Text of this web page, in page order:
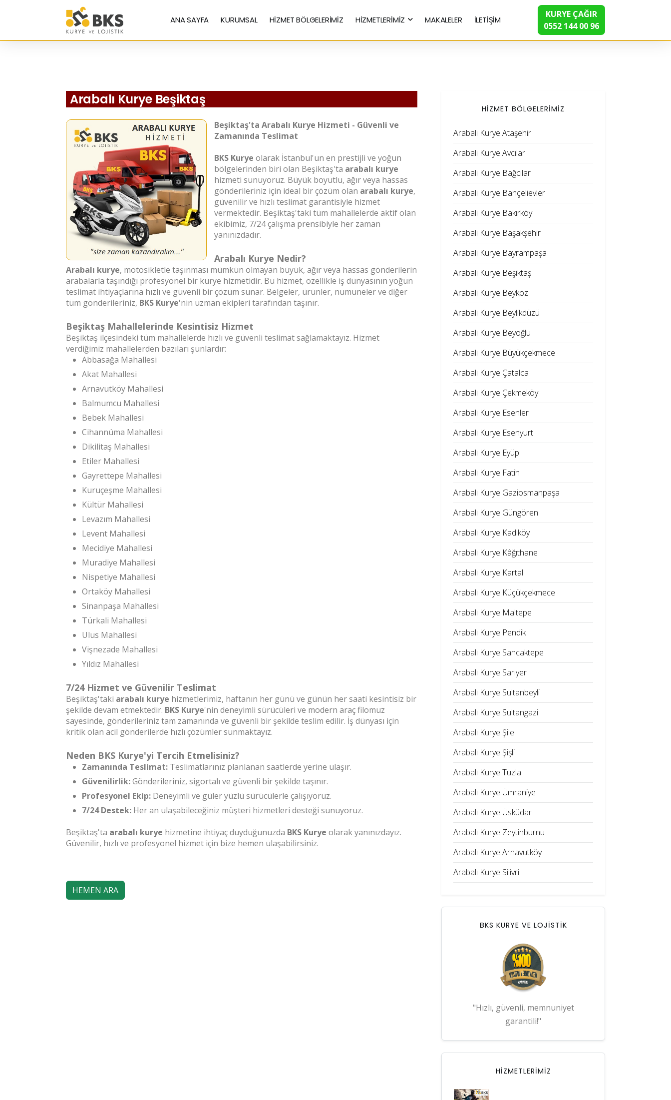
ANA SAYFA KURUMSAL HİZMET BÖLGELERİMİZ HİZMETLERİMİZ MAKALELER İLETİŞİM
KURYE ÇAĞIR
0552 144 00 96
Arabalı Kurye Beşiktaş
Beşiktaş'ta Arabalı Kurye Hizmeti - Güvenli ve
Zamanında Teslimat
BKS Kurye olarak İstanbul'un en prestijli ve yoğun
bölgelerinden biri olan Beşiktaş'ta arabalı kurye
hizmeti sunuyoruz. Büyük boyutlu, ağır veya hassas
gönderileriniz için ideal bir çözüm olan arabalı kurye,
güvenilir ve hızlı teslimat garantisiyle hizmet
vermektedir. Beşiktaş'taki tüm mahallelerde aktif olan
ekibimiz, 7/24 çalışma prensibiyle her zaman
yanınızdadır.
Arabalı Kurye Nedir?
Arabalı kurye, motosikletle taşınması mümkün olmayan büyük, ağır veya hassas gönderilerin
arabalarla taşındığı profesyonel bir kurye hizmetidir. Bu hizmet, özellikle iş dünyasının yoğun
teslimat ihtiyaçlarına hızlı ve güvenli bir çözüm sunar. Belgeler, ürünler, numuneler ve diğer
tüm gönderileriniz, BKS Kurye'nin uzman ekipleri tarafından taşınır.
Beşiktaş Mahallelerinde Kesintisiz Hizmet
Beşiktaş ilçesindeki tüm mahallelerde hızlı ve güvenli teslimat sağlamaktayız. Hizmet
verdiğimiz mahallelerden bazıları şunlardır:
Abbasağa Mahallesi
Akat Mahallesi
Arnavutköy Mahallesi
Balmumcu Mahallesi
Bebek Mahallesi
Cihannüma Mahallesi
Dikilitaş Mahallesi
Etiler Mahallesi
Gayrettepe Mahallesi
Kuruçeşme Mahallesi
Kültür Mahallesi
Levazım Mahallesi
Levent Mahallesi
Mecidiye Mahallesi
Muradiye Mahallesi
Nispetiye Mahallesi
Ortaköy Mahallesi
Sinanpaşa Mahallesi
Türkali Mahallesi
Ulus Mahallesi
Vişnezade Mahallesi
Yıldız Mahallesi
7/24 Hizmet ve Güvenilir Teslimat
Beşiktaş'taki arabalı kurye hizmetlerimiz, haftanın her günü ve günün her saati kesintisiz bir
şekilde devam etmektedir. BKS Kurye'nin deneyimli sürücüleri ve modern araç filomuz
sayesinde, gönderileriniz tam zamanında ve güvenli bir şekilde teslim edilir. İş dünyası için
kritik olan acil gönderilerde hızlı çözümler sunmaktayız.
Neden BKS Kurye'yi Tercih Etmelisiniz?
Zamanında Teslimat: Teslimatlarınız planlanan saatlerde yerine ulaşır.
Güvenilirlik:Gönderileriniz, sigortalı ve güvenli bir şekilde taşınır.
Profesyonel Ekip: Deneyimli ve güler yüzlü sürücülerle çalışıyoruz.
7/24 Destek: Her an ulaşabileceğiniz müşteri hizmetleri desteği sunuyoruz.
Beşiktaş'ta arabalı kurye hizmetine ihtiyaç duyduğunuzda BKS Kurye olarak yanınızdayız.
Güvenilir, hızlı ve profesyonel hizmet için bize hemen ulaşabilirsiniz.
HEMEN ARA
HİZMET BÖLGELERİMİZ
Arabalı Kurye Ataşehir
Arabalı Kurye Avcılar
Arabalı Kurye Bağcılar
Arabalı Kurye Bahçelievler
Arabalı Kurye Bakırköy
Arabalı Kurye Başakşehir
Arabalı Kurye Bayrampaşa
Arabalı Kurye Beşiktaş
Arabalı Kurye Beykoz
Arabalı Kurye Beylikdüzü
Arabalı Kurye Beyoğlu
Arabalı Kurye Büyükçekmece
Arabalı Kurye Çatalca
Arabalı Kurye Çekmeköy
Arabalı Kurye Esenler
Arabalı Kurye Esenyurt
Arabalı Kurye Eyüp
Arabalı Kurye Fatih
Arabalı Kurye Gaziosmanpaşa
Arabalı Kurye Güngören
Arabalı Kurye Kadıköy
Arabalı Kurye Kâğıthane
Arabalı Kurye Kartal
Arabalı Kurye Küçükçekmece
Arabalı Kurye Maltepe
Arabalı Kurye Pendik
Arabalı Kurye Sancaktepe
Arabalı Kurye Sarıyer
Arabalı Kurye Sultanbeyli
Arabalı Kurye Sultangazi
Arabalı Kurye Şile
Arabalı Kurye Şişli
Arabalı Kurye Tuzla
Arabalı Kurye Ümraniye
Arabalı Kurye Üsküdar
Arabalı Kurye Zeytinburnu
Arabalı Kurye Arnavutköy
Arabalı Kurye Silivri
BKS KURYE VE LOJİSTİK
"Hızlı, güvenli, memnuniyet
garantili!"
HIZMETLERIMIZ